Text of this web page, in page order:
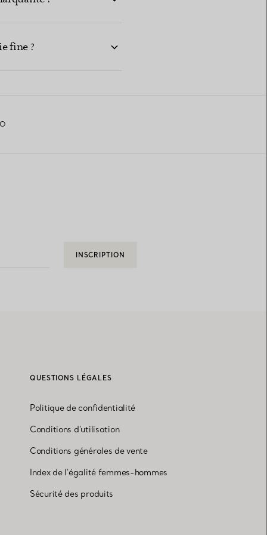
fine ?
INSCRIPTION
QUESTIONS LÉGALES
Politique de confidentialité
Conditions d'utilisation
Conditions générales de vente
Index de l'égalité femmes-hommes
Sécurité des produits